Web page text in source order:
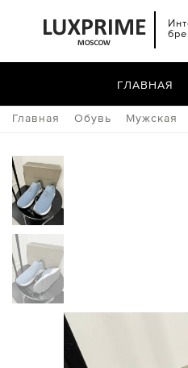
ГЛАВНАЯ
Главная Обувь Мужская